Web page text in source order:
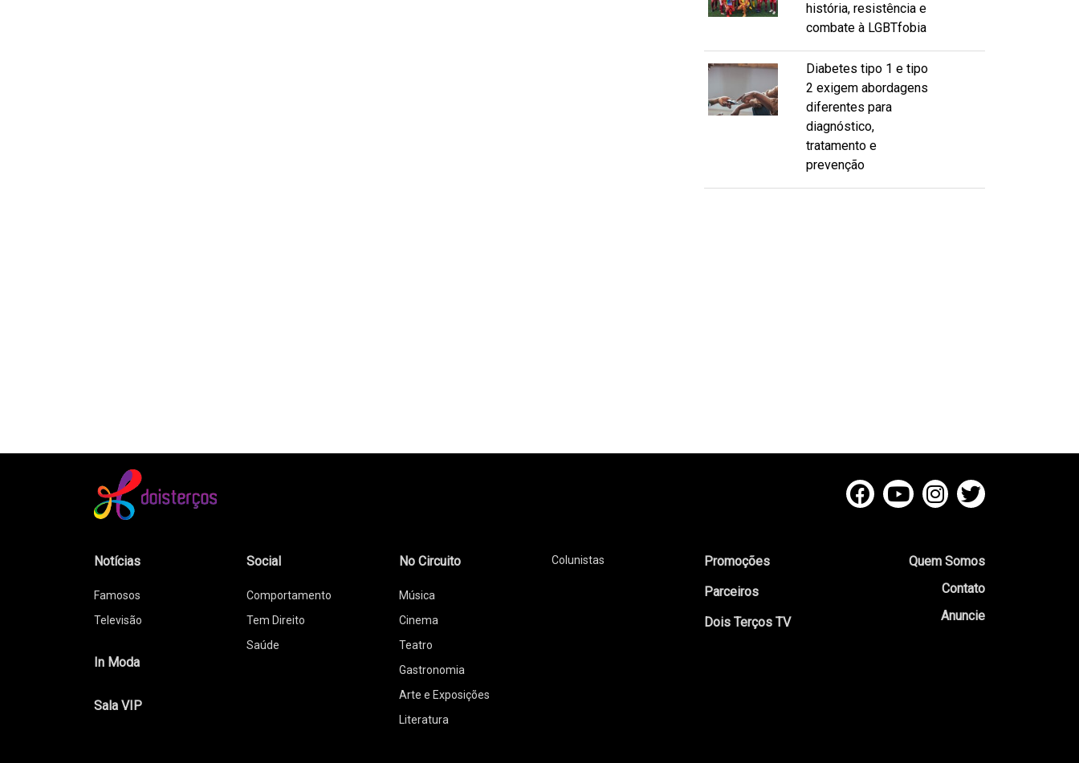
história, resistência e
combate à LGBTfobia
Diabetes tipo 1 e tipo
2 exigem abordagens
diferentes para
diagnóstico,
tratamento e
prevenção
Notícias
Famosos
Televisão
In Moda
Sala VIP
Social
Comportamento
Tem Direito
Saúde
No Circuito
Música
Cinema
Teatro
Gastronomia
Arte e Exposições
Literatura
Colunistas
Promoções
Parceiros
Dois Terços TV
Quem Somos
Contato
Anuncie